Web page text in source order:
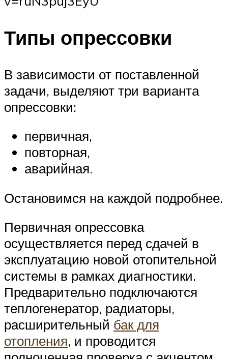
Типы опрессовки
В зависимости от поставленной
задачи, выделяют три варианта
опрессовки:
первичная,
повторная,
аварийная.
Остановимся на каждой подробнее.
Первичная опрессовка
осуществляется перед сдачей в
эксплуатацию новой отопительной
системы в рамках диагностики.
Предварительно подключаются
теплогенератор, радиаторы,
расширительный бак для
отопления, и проводится